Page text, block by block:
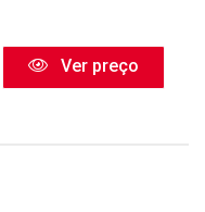
Ver preço